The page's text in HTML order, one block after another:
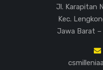
Jl. Karapitan
Kec.
Jawa Barat –